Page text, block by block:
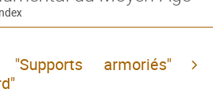
"Supports armoriés"